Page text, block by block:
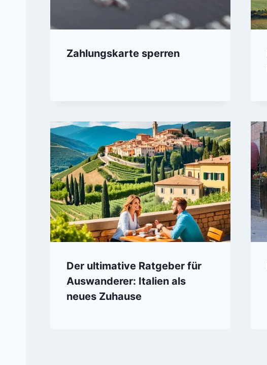
Zahlungskarte sperren
Der ultimative Ratgeber für
Auswanderer: Italien als
neues Zuhause